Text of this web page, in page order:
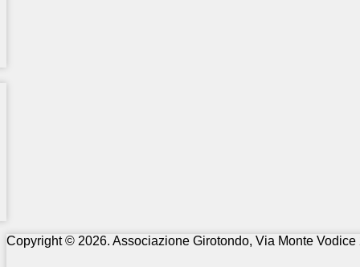
Copyright © 2026. Associazione Girotondo, Via Monte Vodice